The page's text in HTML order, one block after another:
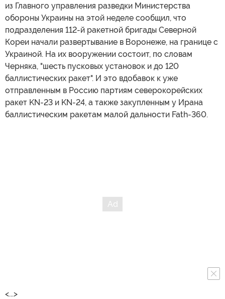
из Главного управления разведки Министерства
обороны Украины на этой неделе сообщил, что
подразделения 112-й ракетной бригады Северной
Кореи начали развертывание в Воронеже, на границе с
Украиной. На их вооружении состоит, по словам
Черняка, "шесть пусковых установок и до 120
баллистических ракет". И это вдобавок к уже
отправленным в Россию партиям северокорейских
ракет KN-23 и KN-24, а также закупленным у Ирана
баллистическим ракетам малой дальности Fath-360.
<...>